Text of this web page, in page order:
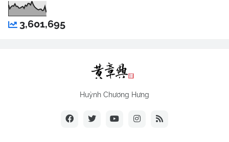
3,601,695
Huỳnh Chương Hưng